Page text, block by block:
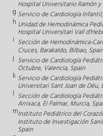
Hospital Universitario Ramón
g Servicio de Cardiología
h Unidad de Hemodinámica
Hospital Universitari Vall
i Sección de Hemodinámica-
Cruces, Barakaldo, Bilbao,
j Servicio de Cardiología
Octubre, Valencia, Spain
k Servicio de Cardiología
Universitari Sant Joan de
l Sección de Cardiología
Arrixaca, El Palmar, Murcia,
mInstituto Pediátrico del
Instituto de Investigación
Spain